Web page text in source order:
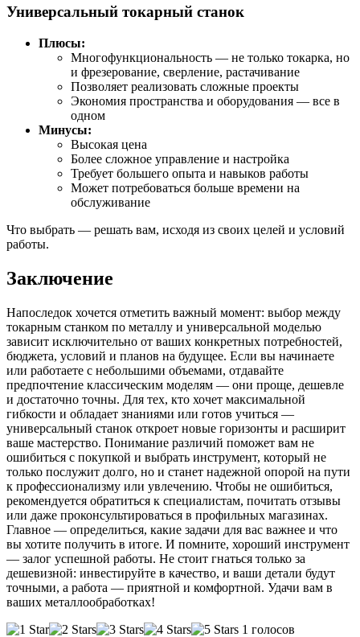
Универсальный токарный станок
Плюсы:
Многофункциональность — не только токарка, но
и фрезерование, сверление, растачивание
Позволяет реализовать сложные проекты
Экономия пространства и оборудования — все в
одном
Минусы:
Высокая цена
Более сложное управление и настройка
Требует большего опыта и навыков работы
Может потребоваться больше времени на
обслуживание
Что выбрать — решать вам, исходя из своих целей и условий
работы.
Заключение
Напоследок хочется отметить важный момент: выбор между
токарным станком по металлу и универсальной моделью
зависит исключительно от ваших конкретных потребностей,
бюджета, условий и планов на будущее. Если вы начинаете
или работаете с небольшими объемами, отдавайте
предпочтение классическим моделям — они проще, дешевле
и достаточно точны. Для тех, кто хочет максимальной
гибкости и обладает знаниями или готов учиться —
универсальный станок откроет новые горизонты и расширит
ваше мастерство. Понимание различий поможет вам не
ошибиться с покупкой и выбрать инструмент, который не
только послужит долго, но и станет надежной опорой на пути
к профессионализму или увлечению. Чтобы не ошибиться,
рекомендуется обратиться к специалистам, почитать отзывы
или даже проконсультироваться в профильных магазинах.
Главное — определиться, какие задачи для вас важнее и что
вы хотите получить в итоге. И помните, хороший инструмент
— залог успешной работы. Не стоит гнаться только за
дешевизной: инвестируйте в качество, и ваши детали будут
точными, а работа — приятной и комфортной. Удачи вам в
ваших металлообработках!
1 голосов